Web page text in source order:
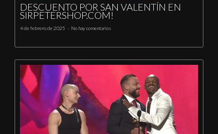
DESCUENTO POR SAN VALENTÍN EN
SIRPETERSHOP.COM!
4 de febrero de 2025 No hay comentarios